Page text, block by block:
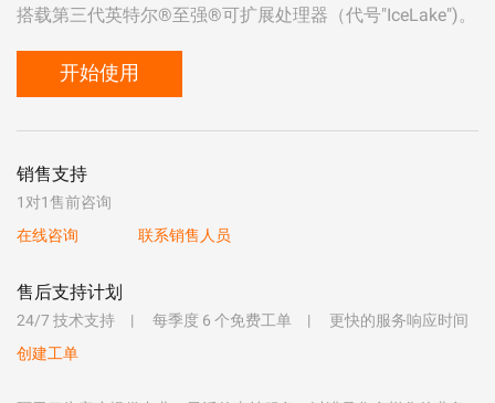
搭载第三代英特尔®至强®可扩展处理器（代号"IceLake")。
开始使用
销售支持
1对1售前咨询
在线咨询
联系销售人员
售后支持计划
24/7 技术支持 每季度 6 个免费工单
更快的服务响应时间
创建工单